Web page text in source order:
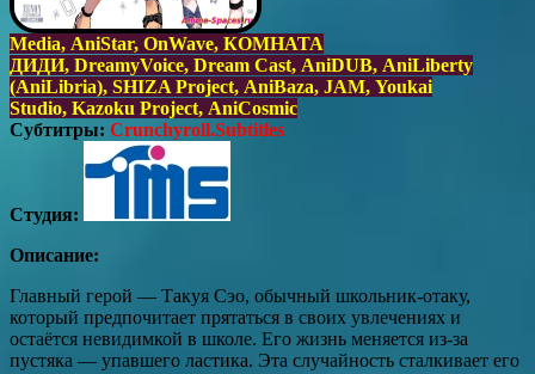
Media, AniStar, OnWave, КОМНАТА
ДИДИ, DreamyVoice, Dream Cast, AniDUB, AniLiberty
(AniLibria), SHIZA Project, AniBaza, JAM, Youkai
Studio, Kazoku Project, AniCosmic
Субтитры: Crunchyroll.Subtitles
Студия:
Описание:
Главный герой — Такуя Сэо, обычный школьник‑отаку,
который предпочитает прятаться в своих увлечениях и
остаётся невидимкой в школе. Его жизнь меняется из‑за
пустяка — упавшего ластика. Эта случайность сталкивает его